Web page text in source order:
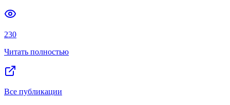
230
Читать полностью
Все публикации